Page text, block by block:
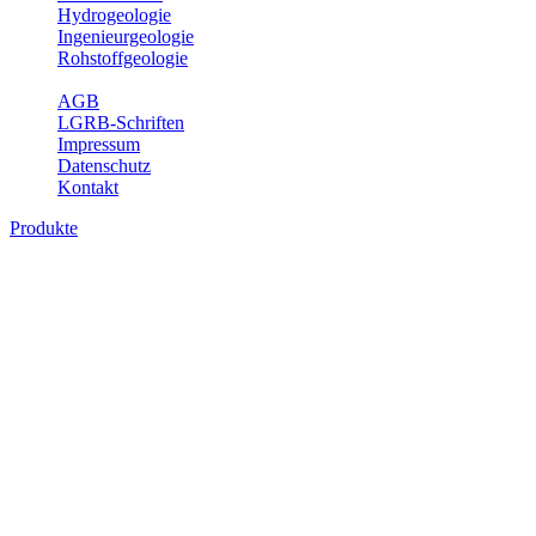
Hydrogeologie
Ingenieurgeologie
Rohstoffgeologie
AGB
LGRB-Schriften
Impressum
Datenschutz
Kontakt
Produkte